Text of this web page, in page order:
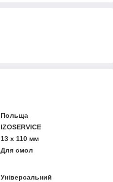
Польща
IZOSERVICE
13 х 110 мм
Для смол
Універсальний